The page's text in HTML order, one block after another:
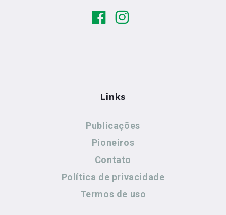
Links
Publicações
Pioneiros
Contato
Política de privacidade
Termos de uso